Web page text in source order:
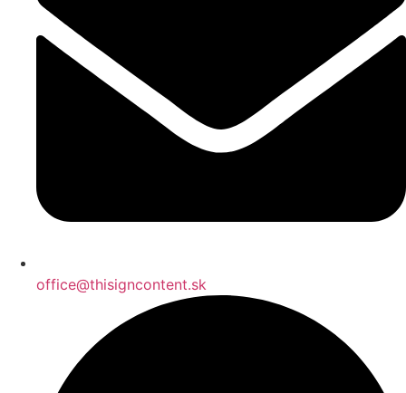
office@thisigncontent.sk